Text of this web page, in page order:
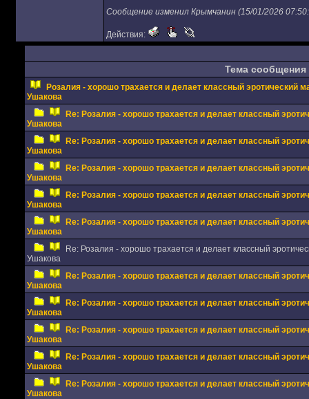
Сообщение изменил Крымчанин (15/01/2026
Действия:
Тема сообщения
Розалия - хорошо трахается и делает классный эротический
Ушакова
Re: Розалия - хорошо трахается и делает классный
Ушакова
Re: Розалия - хорошо трахается и делает классный
Ушакова
Re: Розалия - хорошо трахается и делает классный
Ушакова
Re: Розалия - хорошо трахается и делает классный
Ушакова
Re: Розалия - хорошо трахается и делает классный
Ушакова
Re: Розалия - хорошо трахается и делает классный
Ушакова
Re: Розалия - хорошо трахается и делает классный
Ушакова
Re: Розалия - хорошо трахается и делает классный
Ушакова
Re: Розалия - хорошо трахается и делает классный
Ушакова
Re: Розалия - хорошо трахается и делает классный
Ушакова
Re: Розалия - хорошо трахается и делает классный
Ушакова